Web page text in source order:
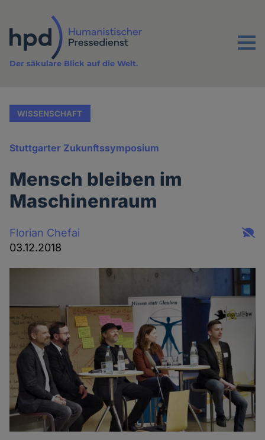
Inhalt
Menu
Der säkulare Blick auf die Welt.
WISSENSCHAFT
Stuttgarter Zukunftssymposium
Mensch bleiben im
Maschinenraum
Florian Chefai
03.12.2018